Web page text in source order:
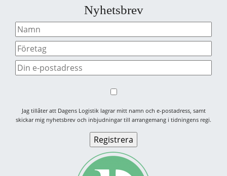
Nyhetsbrev
Jag tillåter att Dagens Logistik lagrar mitt namn och e-postadress, samt
skickar mig nyhetsbrev och inbjudningar till arrangemang i tidningens regi.